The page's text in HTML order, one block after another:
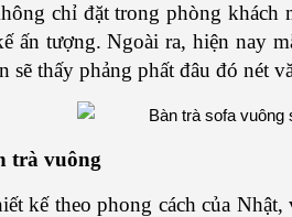
chỉ đặt trong phòng
ấn tượng. Ngoài ra, hiện nay
sẽ thấy phảng phất đâu đó nét
trà vuông
kế theo phong cách của